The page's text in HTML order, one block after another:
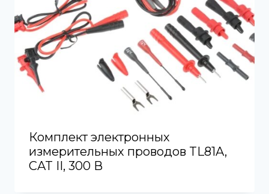
Комплект электронных
измерительных проводов TL81A,
CAT II, ​​300 В